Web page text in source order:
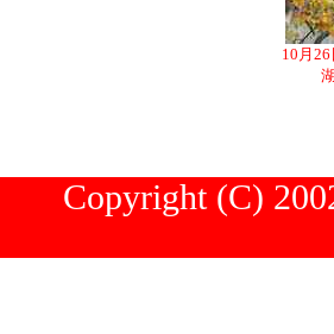
10月
Copyright (C)